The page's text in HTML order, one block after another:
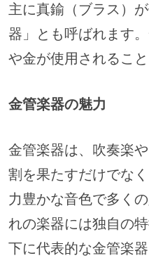
主に真鍮（ブラス）
器」とも呼ばれます
や金が使用されること
金管楽器の魅力
金管楽器は、吹奏楽
割を果たすだけでな
力豊かな音色で多く
れの楽器には独自の
下に代表的な金管楽